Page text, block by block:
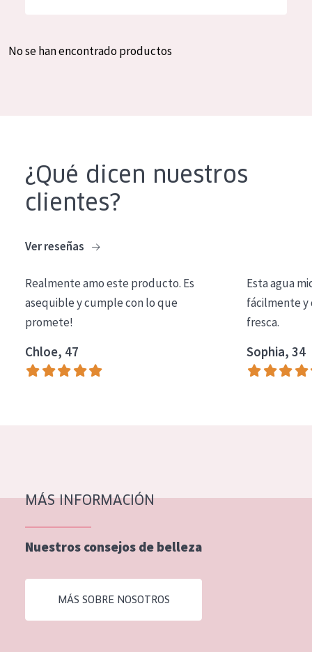
Crema de día
Crema de noche
Limpieza
COLECCIÓN
Essentials
Lift+
Piel normal y seca
Piel mixata o grasa
Piel madura
Piel expuesta al sol
Piel menopáusica
Spanish
No se han encontrado productos
¿Qué dicen nuestros
clientes?
Ver reseñas
Realmente amo este producto. Es
asequible y cumple con lo que
promete!
Chloe, 47
Esta agua
fácilmente y
fresca.
Sophia, 34
MÁS INFORMACIÓN
Nuestros consejos de belleza
MÁS SOBRE NOSOTROS